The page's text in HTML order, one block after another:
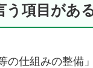
う項目があ
の仕組みの整備